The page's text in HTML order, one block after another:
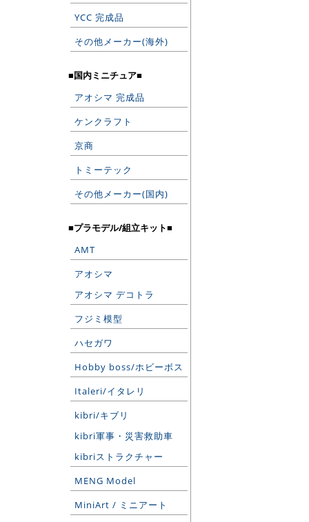
YCC 完成品
その他メーカー(海外)
■国内ミニチュア■
アオシマ 完成品
ケンクラフト
京商
トミーテック
その他メーカー(国内)
■プラモデル/組立キット■
AMT
アオシマ
アオシマ デコトラ
フジミ模型
ハセガワ
Hobby boss/ホビーボス
Italeri/イタレリ
kibri/キブリ
kibri軍事・災害救助車
kibriストラクチャー
MENG Model
MiniArt / ミニアート